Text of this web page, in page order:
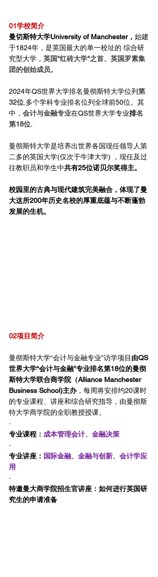
01学校简介
曼切斯特大学University of Manchester， 始建
于1824年，是英国最大的单一校址的 综合研
究型大学， 英国"红砖大学"之首、英国罗素集
团的创始成员。
2024年QS世界大学排名曼彻斯特大学位列第
32位,多个学科专业排名位列全球前50位。其
中， 会计与金融专业在QS世界大学专业排名
第18位.
曼彻斯特大学是培养出世界各国现任领导人第
二多的英国大学(仅次于牛津大学) ，现任及过
往教职员和学生中共有25位诺贝尔奖得主。
校园里的古典与现代建筑完美融合，体现了曼
大这所200年历史名校的厚重底蕴与不断蓬勃
发展的生机。
02项目简介
曼彻斯特大学“会计与金融专业”访学项目 由QS
世界大学“会计与金融”专业排名第18位的曼彻
斯特大学联合商学院（Alliance Manchester
Business School)主办，每周将安排约20课时
的专业课程、讲座和综合研究指导，由曼彻斯
特大学商学院的全职教授授课。
·
专业课程： 成本管理会计、金融决策
·
专业讲座： 国际金融、金融与创新、会计学应
用
·
特邀曼大商学院招生官讲座：如何进行英国研
究生的申请准备